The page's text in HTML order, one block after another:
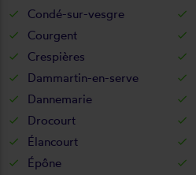
Condé-sur-vesgre
Courgent
Crespières
Dammartin-en-serve
Dannemarie
Drocourt
Élancourt
Épône